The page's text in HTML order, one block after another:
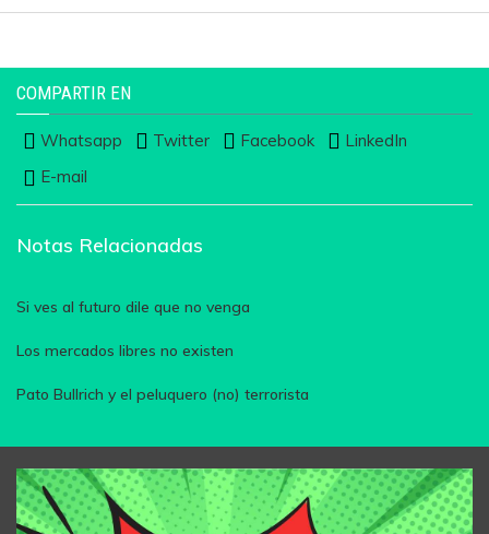
COMPARTIR EN
Whatsapp Twitter Facebook
LinkedIn
E-mail
Notas Relacionadas
Si ves al futuro dile que no venga
Los mercados libres no existen
Pato Bullrich y el peluquero (no) terrorista